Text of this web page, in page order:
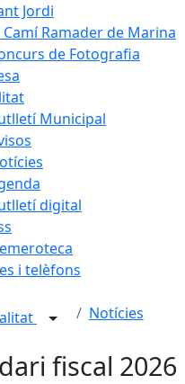
Jordi
Camí Ramader de Marina
de Fotografia
Municipal
digital
i telèfons
Notícies
fiscal 2026